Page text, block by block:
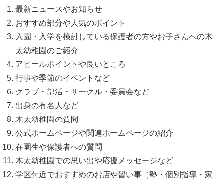
最新ニュースやお知らせ
おすすめ部分や人気のポイント
入園・入学を検討している保護者の方やお子さんへの木
太幼稚園のご紹介
アピールポイントや良いところ
行事や季節のイベントなど
クラブ・部活・サークル・委員会など
出身の有名人など
木太幼稚園の質問
公式ホームページや関連ホームページの紹介
在園生や保護者への質問
木太幼稚園での思い出や応援メッセージなど
学区付近でおすすめのお店や習い事（塾・個別指導・家